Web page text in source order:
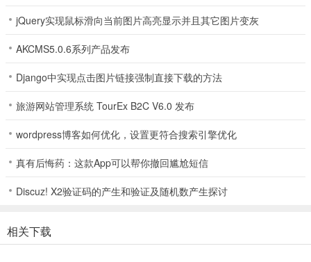
2、法师
定位：远程魔法输出/元素操控
特点：多属性群体魔法（火、冰、雷），站桩输出强，但依赖装备支
加点方案
jQuery实现鼠标滑向当前图片高亮显示并且其它图片变灰
AKCMS5.0.6系列产品发布
Django中实现点击图片链接强制直接下载的方法
旅游网站管理系统 TourEx B2C V6.0 发布
wordpress博客如何优化，设置更符合搜索引擎优化
真有后悔药：这款App可以帮你撤回尴尬短信
Discuz! X2验证码的产生和验证及随机数产生探讨
相关下载